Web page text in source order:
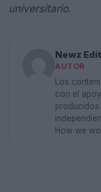
universitario.
Newz
AUTOR
Los
con el
How we